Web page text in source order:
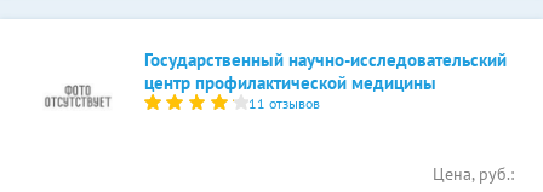
Государственный научно-исследовательский
центр профилактической медицины
11 отзывов
Цена, руб.: